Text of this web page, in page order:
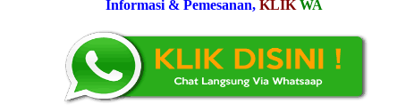
Informasi & Pemesanan, KLIK WA